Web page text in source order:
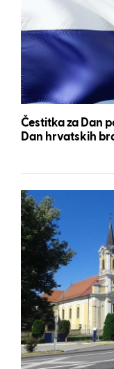
Čestitka za Dan
Dan hrvatskih